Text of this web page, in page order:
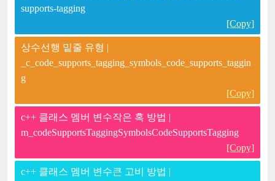
supports-tagging
[Copy]
상수선행 밑줄 유형 |
_c_code_supports_tagging_symbols_code_supports_taggin
g
[Copy]
c++ 클래스 멤버 변수작은 혹 방법 |
m_codeSupportsTaggingSymbolsCodeSupportsTagging
[Copy]
c++ 클래스 멤버 변수큰 고비 방법 |